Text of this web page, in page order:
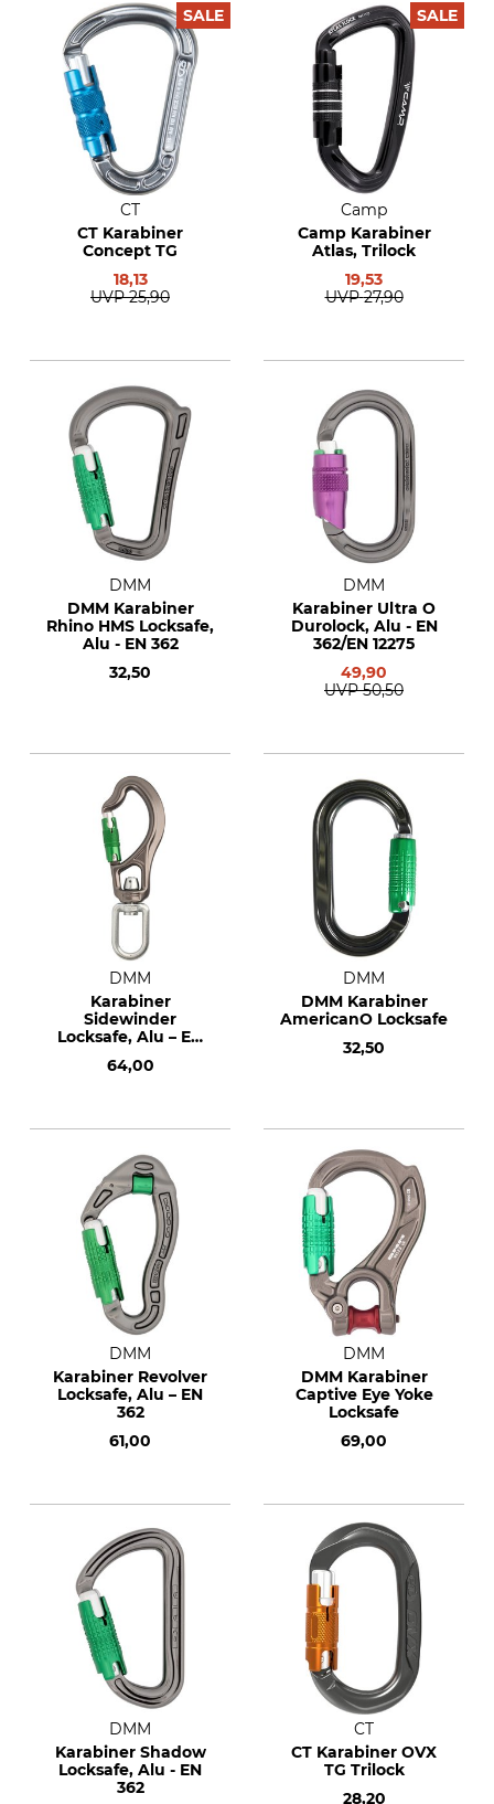
SALE
CT
CT Karabiner
Concept TG
18,13
UVP 25,90
SALE
Camp
Camp Karabiner
Atlas, Trilock
19,53
UVP 27,90
DMM
DMM Karabiner
Rhino HMS Locksafe,
Alu - EN 362
32,50
DMM
Karabiner Ultra O
Durolock, Alu - EN
362/EN 12275
49,90
UVP 50,50
DMM
Karabiner
Sidewinder
Locksafe, Alu – EN
64,00
DMM
DMM Karabiner
AmericanO Locksafe
32,50
DMM
Karabiner Revolver
Locksafe, Alu – EN
362
61,00
DMM
DMM Karabiner
Captive Eye Yoke
Locksafe
69,00
DMM
Karabiner Shadow
Locksafe, Alu - EN
362
CT
CT Karabiner OVX
TG Trilock
28,20